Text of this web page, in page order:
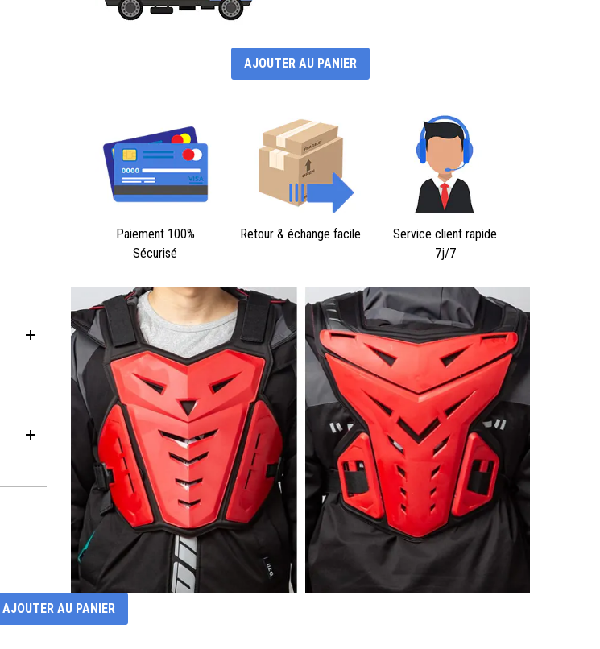
AJOUTER AU PANIER
Paiement 100%
Sécurisé
Retour & échange facile
Service client rapide
7j/7
AJOUTER AU PANIER